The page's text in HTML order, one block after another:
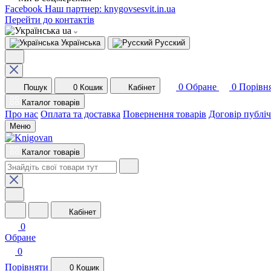
Facebook Наш партнер: knygovsesvit.in.ua
Перейти до контактів
ua
Українська Русский
Пошук 0 Кошик Кабінет 0 Обране 0
Каталог товарів
Про нас Оплата та доставка Повернення товарів Договір
Меню
Каталог товарів
Кабінет
0
Обране
0
Порівняти
0 Кошик